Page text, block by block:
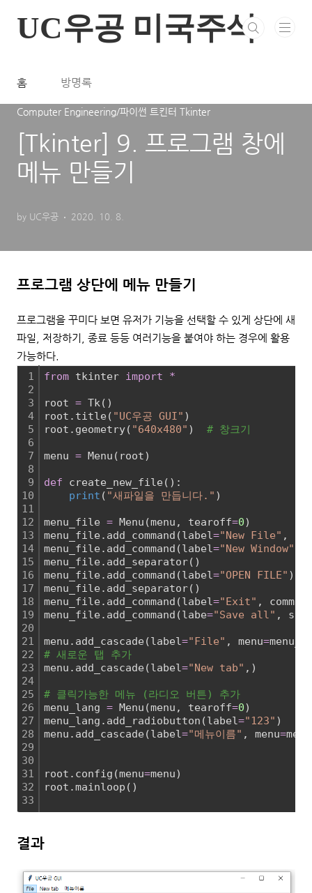
UC우공 미국주식
홈 방명록
Computer Engineering/파이썬 트킨터 Tkinter
[Tkinter] 9. 프로그램 창에
메뉴 만들기
by UC우공 2020. 10. 8.
프로그램 상단에 메뉴 만들기
프로그램을 꾸미다 보면 유저가 기능을 선택할 수 있게 상단에 새
파일, 저장하기, 종료 등등 여러기능을 붙여야 하는 경우에 활용
가능하다.
1
2
3
4
5
6
7
8
9
10
11
12
13
14
15
16
17
18
19
20
21
22
23
24
25
26
27
28
29
30
31
32
33
from tkinter import *
root = Tk()
root.title( "UC우공 GUI" )
root.geometry( "640x480" ) # 창크기
menu = Menu(root)
def create_new_file():
print ( "새파일을 만듭니다." )
menu_file = Menu(menu, tearoff=0)
menu_file.add_command(label="New File" ,
menu_file.add_command(label="New Window"
menu_file.add_separator()
menu_file.add_command(label="OPEN FILE" )
menu_file.add_separator()
menu_file.add_command(label="Exit" ,
menu_file.add_command(labe="Save all" ,
menu.add_cascade(label="File" , menu=
# 새로운 탭 추가
menu.add_cascade(label="New tab" ,)
# 클릭가능한 메뉴 (라디오 버튼) 추가
menu_lang = Menu(menu, tearoff=0)
menu_lang.add_radiobutton(label="123" )
menu.add_cascade(label="메뉴이름" , menu=
root.config(menu=menu)
root.mainloop()
결과